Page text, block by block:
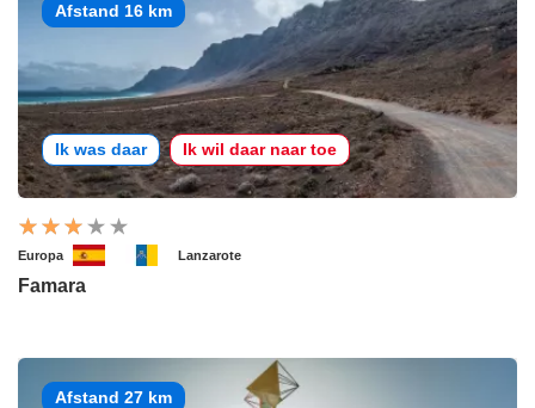
Afstand 16 km
Ik was daar Ik wil daar naar toe
Europa Lanzarote
Famara
Afstand 27 km